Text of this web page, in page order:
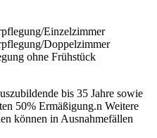
Einzelzimmer
Doppelzimmer
ohne Frühstück
bis 35 Jahre sowie
50% Ermäßigung.n Weitere
können in Ausnahmefällen